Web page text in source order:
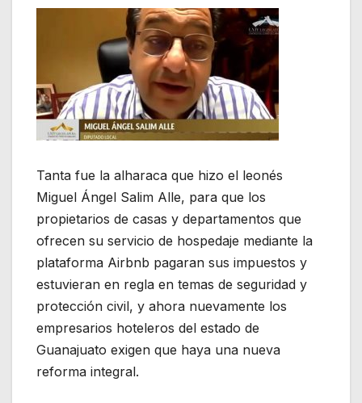
Tanta fue la alharaca que hizo el leonés
Miguel Ángel Salim Alle, para que los
propietarios de casas y departamentos que
ofrecen su servicio de hospedaje mediante la
plataforma Airbnb pagaran sus impuestos y
estuvieran en regla en temas de seguridad y
protección civil, y ahora nuevamente los
empresarios hoteleros del estado de
Guanajuato exigen que haya una nueva
reforma integral.